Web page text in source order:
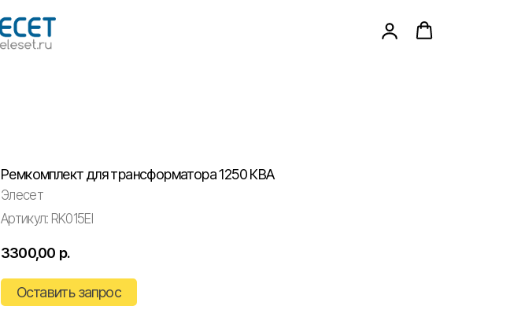
Ремкомплект для трансформатора 1250 КВА
Элесет
Артикул: RK015EI
3300,00 р.
Оставить запрос